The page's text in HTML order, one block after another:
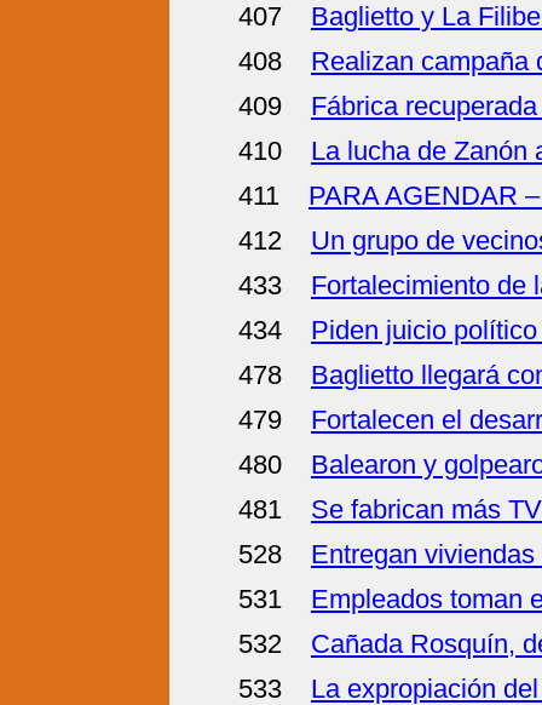
407
Baglietto y La
408
Realizan campaña
409
Fábrica
410
La lucha de Zanón
411
PARA AGENDAR
412
Un grupo de
433
Fortalecimiento de
434
Piden juicio
478
Baglietto llegará
479
Fortalecen el
480
Balearon y
481
Se fabrican más
528
Entregan
531
Empleados toman
532
Cañada Rosquín,
533
La expropiación